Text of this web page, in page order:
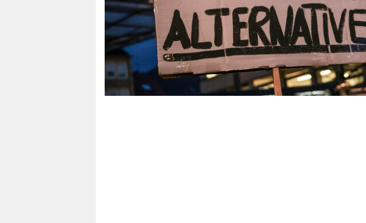
verlag
verlag
veranstaltungen
shop